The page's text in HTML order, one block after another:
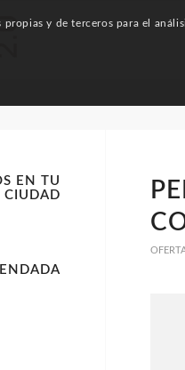
EN TU
CIUDAD
propias y de terceros para el